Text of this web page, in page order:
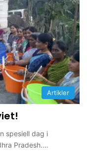
Artikler
spesiell dag i
Pradesh.…